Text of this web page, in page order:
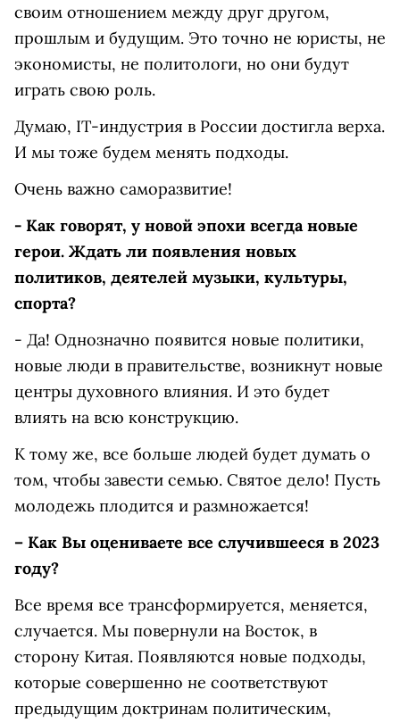
своим отношением между друг другом,
прошлым и будущим. Это точно не юристы, не
экономисты, не политологи, но они будут
играть свою роль.
Думаю, IT-индустрия в России достигла верха.
И мы тоже будем менять подходы.
Очень важно саморазвитие!
- Как говорят, у новой эпохи всегда новые
герои. Ждать ли появления новых
политиков, деятелей музыки, культуры,
спорта?
- Да! Однозначно появится новые политики,
новые люди в правительстве, возникнут новые
центры духовного влияния. И это будет
влиять на всю конструкцию.
К тому же, все больше людей будет думать о
том, чтобы завести семью. Святое дело! Пусть
молодежь плодится и размножается!
– Как Вы оцениваете все случившееся в 2023
году?
Все время все трансформируется, меняется,
случается. Мы повернули на Восток, в
сторону Китая. Появляются новые подходы,
которые совершенно не соответствуют
предыдущим доктринам политическим,